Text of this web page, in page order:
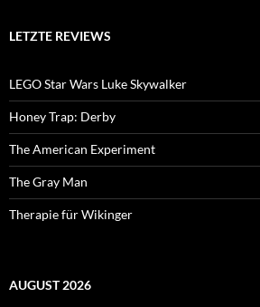
LETZTE REVIEWS
LEGO Star Wars Luke Skywalker
Honey Trap: Derby
The American Experiment
The Gray Man
Therapie für Wikinger
AUGUST 2026